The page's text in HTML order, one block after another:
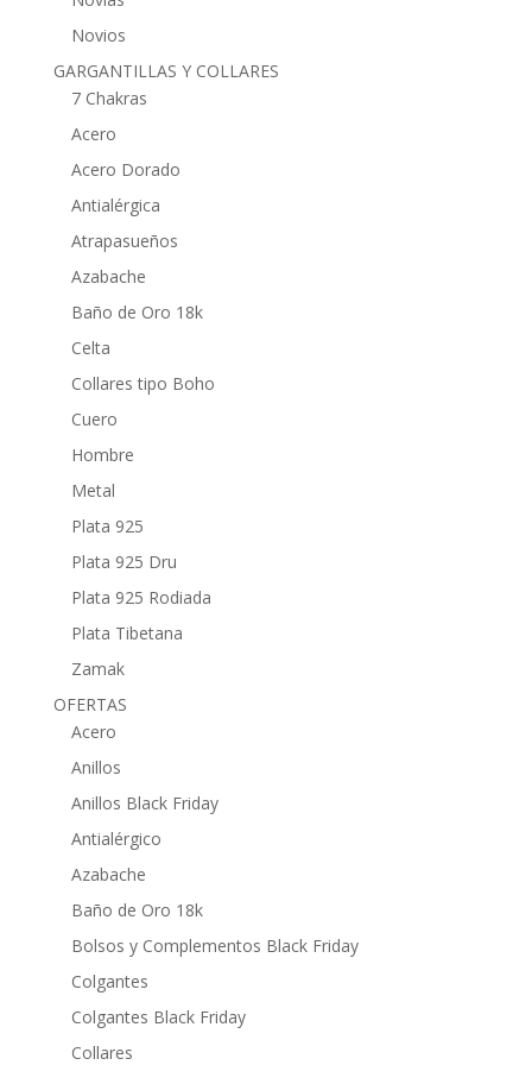
Novios
GARGANTILLAS Y COLLARES
7 Chakras
Acero
Acero Dorado
Antialérgica
Atrapasueños
Azabache
Baño de Oro 18k
Celta
Collares tipo Boho
Cuero
Hombre
Metal
Plata 925
Plata 925 Dru
Plata 925 Rodiada
Plata Tibetana
Zamak
OFERTAS
Acero
Anillos
Anillos Black Friday
Antialérgico
Azabache
Baño de Oro 18k
Bolsos y Complementos Black Friday
Colgantes
Colgantes Black Friday
Collares